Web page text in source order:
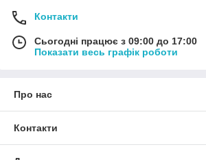
Контакти
Сьогодні працює з 09:00 до 17:00
Показати весь графік роботи
Про нас
Контакти